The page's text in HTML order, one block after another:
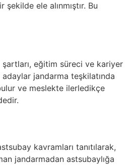
ele alınmıştır. Bu
eğitim süreci ve kariyer
jandarma teşkilatında
ve meslekte ilerledikçe
kavramları tanıtılarak,
jandarmadan astsubaylığa